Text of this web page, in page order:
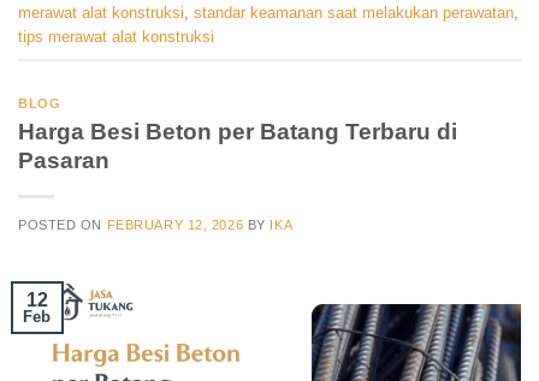
merawat alat konstruksi, standar keamanan saat melakukan perawatan,
tips merawat alat konstruksi
BLOG
Harga Besi Beton per Batang Terbaru di
Pasaran
POSTED ON FEBRUARY 12, 2026 BY IKA
12
Feb